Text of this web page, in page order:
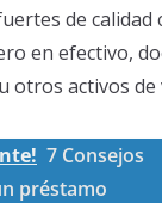
de calidad
en efectivo,
otros activos de
7 Consejos
préstamo